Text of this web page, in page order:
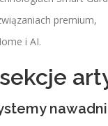
premium,
i AI.